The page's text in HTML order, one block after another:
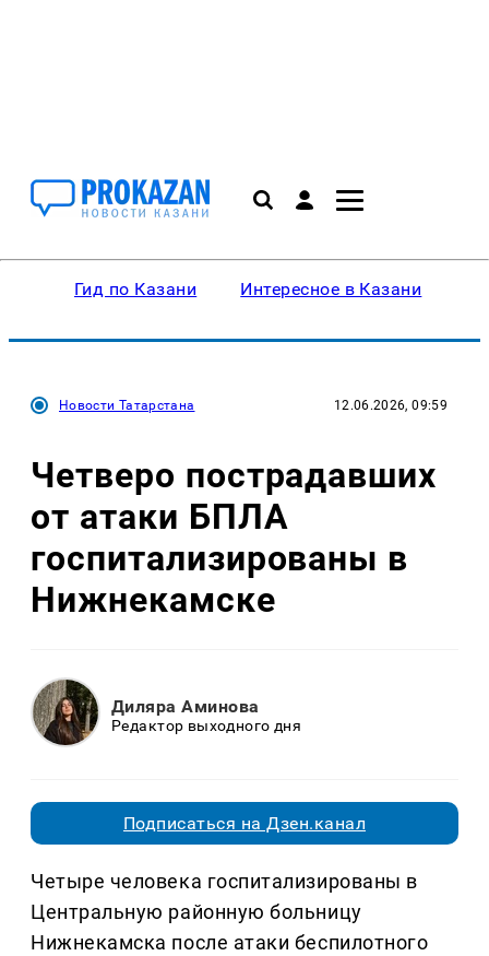
Гид по Казани Интересное в Казани
Новости Татарстана 12.06.2026, 09:59
Четверо пострадавших
от атаки БПЛА
госпитализированы в
Нижнекамске
Диляра Аминова
Редактор выходного дня
Подписаться на Дзен.канал
Четыре человека госпитализированы в
Центральную районную больницу
Нижнекамска после атаки беспилотного